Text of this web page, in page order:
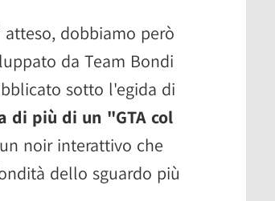
atteso, dobbiamo però
da Team Bondi
sotto l'egida di
di più di un "GTA col
noir interattivo che
dello sguardo più